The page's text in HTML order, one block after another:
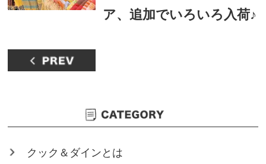
ア、追加でいろいろ入荷♪
クック＆ダインとは